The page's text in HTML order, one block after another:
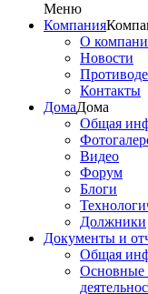
Меню
Компания
О
Новости
Контакты
ДомаДома
Общая
Видео
Форум
Блоги
Должники
Документы и
Общая
Основные